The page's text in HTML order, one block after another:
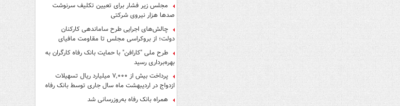
مجلس زیر فشار برای تعیین تکلیف سرنوشت
صدها هزار نیروی شرکتی
چالش‌های اجرایی طرح ساماندهی کارکنان
دولت؛ از بروکراسی مجلس تا مقاومت مافیای
واسطه‌گری
طرح ملی "کارافن" با حمایت بانک رفاه کارگران به
بهره‌برداری رسید
پرداخت بیش از ۷,۰۰۰ میلیارد ریال تسهیلات
ازدواج در اردیبهشت ماه سال جاری توسط بانک رفاه
کارگران
همراه بانک رفاه به‌روزرسانی شد